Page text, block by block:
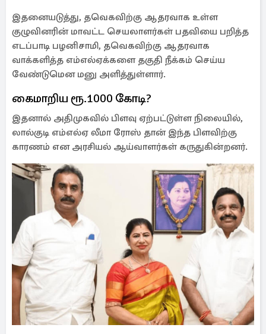
இதனையடுத்து, தவெகவிற்கு ஆதரவாக உள்ள
குழுவினரின் மாவட்ட செயலாளர்கள் பதவியை பறித்த
எடப்பாடி பழனிசாமி, தவெகவிற்கு ஆதரவாக
வாக்களித்த எம்எல்ஏக்களை தகுதி நீக்கம் செய்ய
வேண்டுமென மனு அளித்துள்ளார்.
கைமாறிய ரூ.1000 கோடி?
இதனால் அதிமுகவில் பிளவு ஏற்பட்டுள்ள நிலையில்,
லால்குடி எம்எல்ஏ லீமா ரோஸ் தான் இந்த பிளவிற்கு
காரணம் என அரசியல் ஆய்வாளர்கள் கருதுகின்றனர்.